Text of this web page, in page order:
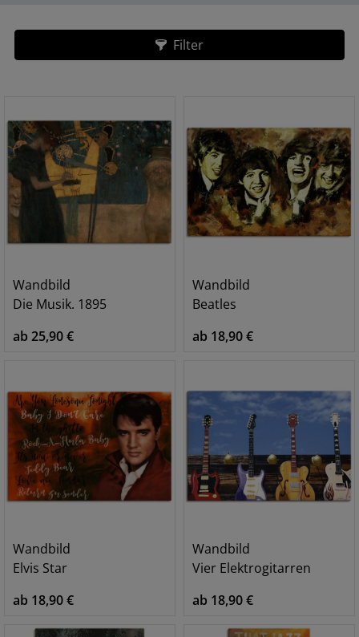
Filter
Wandbild
Die Musik. 1895
ab 25,90 €
Wandbild
Beatles
ab 18,90 €
Wandbild
Elvis Star
ab 18,90 €
Wandbild
Vier Elektrogitarren
ab 18,90 €